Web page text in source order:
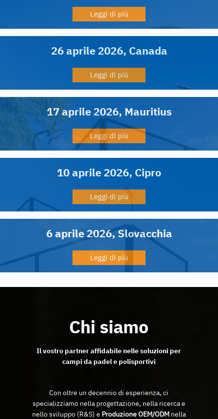
Leggi di più
26 aprile 2026, Canada
Leggi di più
17 aprile 2026, Mauritius
Leggi di più
10 aprile 2026, Cipro
Leggi di più
6 aprile 2026, Slovacchia
Leggi di più
Chi siamo
Il vostro partner affidabile nelle soluzioni per
campi da padel e polisportivi
Con oltre un decennio di esperienza, ci
specializziamo nella progettazione, nella ricerca e
nello sviluppo (R&S) e Produzione OEM/ODM nella